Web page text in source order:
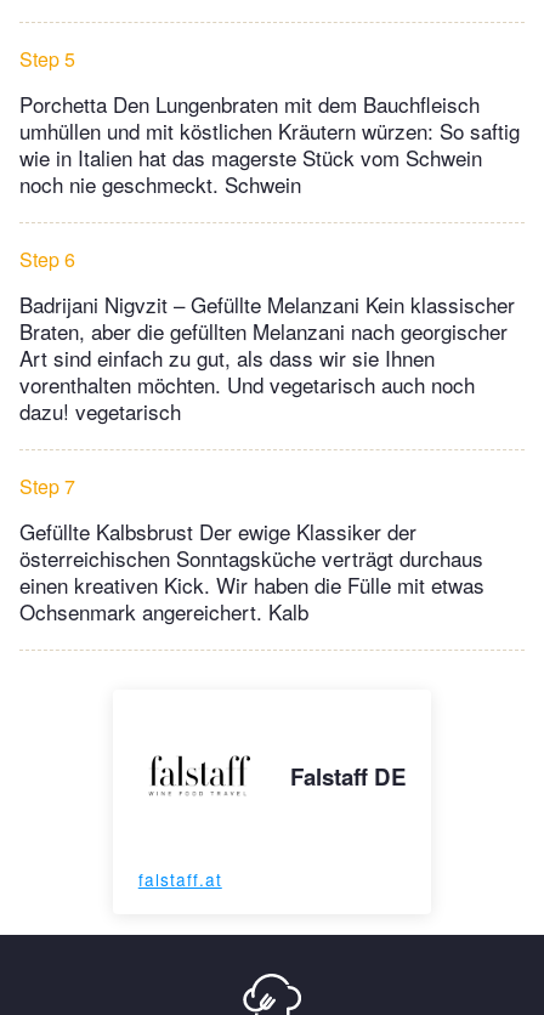
Step 5
Porchetta Den Lungenbraten mit dem Bauchfleisch
umhüllen und mit köstlichen Kräutern würzen: So saftig
wie in Italien hat das magerste Stück vom Schwein
noch nie geschmeckt. Schwein
Step 6
Badrijani Nigvzit – Gefüllte Melanzani Kein klassischer
Braten, aber die gefüllten Melanzani nach georgischer
Art sind einfach zu gut, als dass wir sie Ihnen
vorenthalten möchten. Und vegetarisch auch noch
dazu! vegetarisch
Step 7
Gefüllte Kalbsbrust Der ewige Klassiker der
österreichischen Sonntagsküche verträgt durchaus
einen kreativen Kick. Wir haben die Fülle mit etwas
Ochsenmark angereichert. Kalb
Falstaff DE
falstaff.at